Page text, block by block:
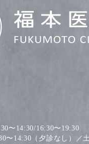
〜14:30/16:30〜19:30
〜14:30（夕診なし）／